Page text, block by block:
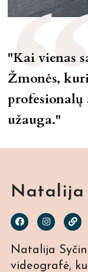
"Kai vienas
Žmonės,
profesionalų
užauga."
Natalija
Natalija
videografė,